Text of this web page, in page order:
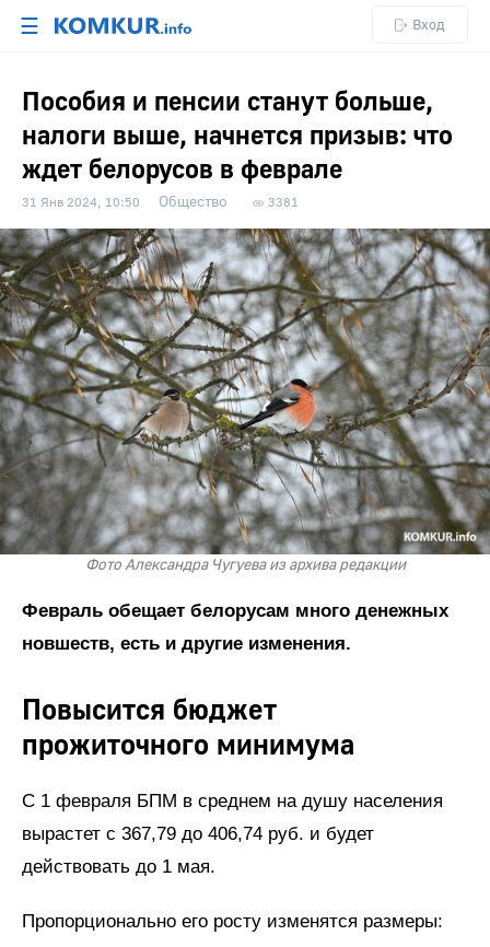
☰ Вход
Пособия и пенсии станут больше,
налоги выше, начнется призыв: что
ждет белорусов в феврале
31 Янв 2024, 10:50 Общество 3381
Фото Александра Чугуева из архива редакции
Февраль обещает белорусам много денежных
новшеств, есть и другие изменения.
Повысится бюджет
прожиточного минимума
С 1 февраля БПМ в среднем на душу населения
вырастет с 367,79 до 406,74 руб. и будет
действовать до 1 мая.
Пропорционально его росту изменятся размеры: